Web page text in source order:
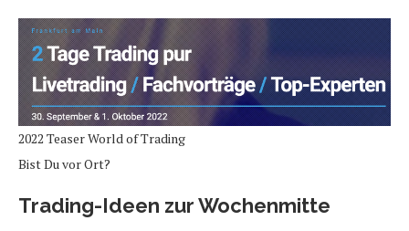
2022 Teaser World of Trading
Bist Du vor Ort?
Trading-Ideen zur Wochenmitte